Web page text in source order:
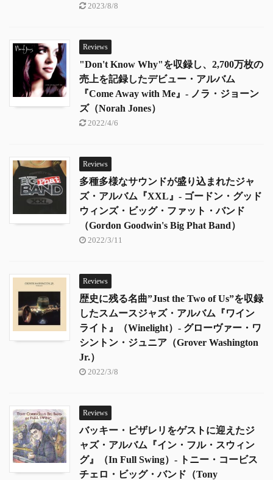
2023/8/8
Reviews
"Don't Know Why"を収録し、2,700万枚の
売上を記録したデビュー・アルバム
『Come Away with Me』- ノラ・ジョーン
ズ（Norah Jones）
2022/4/6
Reviews
多種多様なサウンドが盛り込まれたジャ
ズ・アルバム『XXL』- ゴードン・グッド
ウィンズ・ビッグ・ファット・バンド
（Gordon Goodwin's Big Phat Band）
2022/3/11
Reviews
歴史に残る名曲”Just the Two of Us”を収録
したスムースジャズ・アルバム『ワイン
ライト』（Winelight）- グローヴァー・ワ
シントン・ジュニア（Grover Washington
Jr.）
2022/3/8
Reviews
バッキー・ピザレリをゲストに迎えたジ
ャズ・アルバム『イン・フル・スウィン
グ』（In Full Swing）- トニー・コービス
チェロ・ビッグ・バンド（Tony